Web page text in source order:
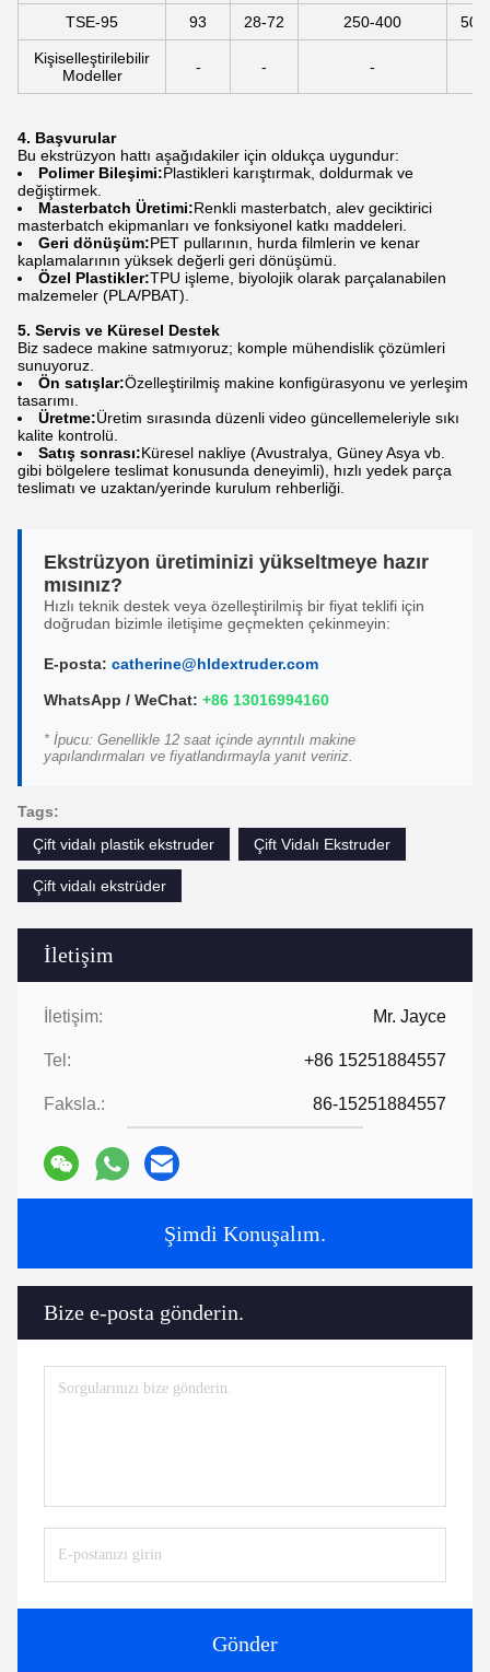
İletişim
İletişim: Mr. Jayce
Tel: +86 15251884557
Faksla.: 86-15251884557
Şimdi Konuşalım.
Bize e-posta gönderin.
Gönder
TSE-95 93 28-72 250-400
Kişiselleştirilebilir
Modeller
- - -
4. Başvurular
Bu ekstrüzyon hattı aşağıdakiler için oldukça uygundur:
Polimer Bileşimi:Plastikleri karıştırmak, doldurmak ve
değiştirmek.
Masterbatch Üretimi:Renkli masterbatch, alev geciktirici
masterbatch ekipmanları ve fonksiyonel katkı maddeleri.
Geri dönüşüm:PET pullarının, hurda filmlerin ve kenar
kaplamalarının yüksek değerli geri dönüşümü.
Özel Plastikler:TPU işleme, biyolojik olarak parçalanabilen
malzemeler (PLA/PBAT).
5. Servis ve Küresel Destek
Biz sadece makine satmıyoruz; komple mühendislik çözümleri
sunuyoruz.
Ön satışlar:Özelleştirilmiş makine konfigürasyonu ve yerleşim
tasarımı.
Üretme:Üretim sırasında düzenli video güncellemeleriyle sıkı
kalite kontrolü.
Satış sonrası:Küresel nakliye (Avustralya, Güney Asya vb.
gibi bölgelere teslimat konusunda deneyimli), hızlı yedek parça
teslimatı ve uzaktan/yerinde kurulum rehberliği.
Ekstrüzyon üretiminizi yükseltmeye hazır
mısınız?
Hızlı teknik destek veya özelleştirilmiş bir fiyat teklifi için
doğrudan bizimle iletişime geçmekten çekinmeyin:
E-posta: catherine@hldextruder.com
WhatsApp / WeChat: +86 13016994160
* İpucu: Genellikle 12 saat içinde ayrıntılı makine
yapılandırmaları ve fiyatlandırmayla yanıt veririz.
Tags:
Çift vidalı plastik ekstruder
Çift Vidalı Ekstruder
Çift vidalı ekstrüder